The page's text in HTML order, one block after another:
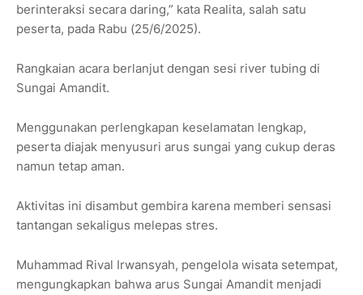
berinteraksi secara daring,” kata Realita, salah satu
peserta, pada Rabu (25/6/2025).
Rangkaian acara berlanjut dengan sesi river tubing di
Sungai Amandit.
Menggunakan perlengkapan keselamatan lengkap,
peserta diajak menyusuri arus sungai yang cukup deras
namun tetap aman.
Aktivitas ini disambut gembira karena memberi sensasi
tantangan sekaligus melepas stres.
Muhammad Rival Irwansyah, pengelola wisata setempat,
mengungkapkan bahwa arus Sungai Amandit menjadi